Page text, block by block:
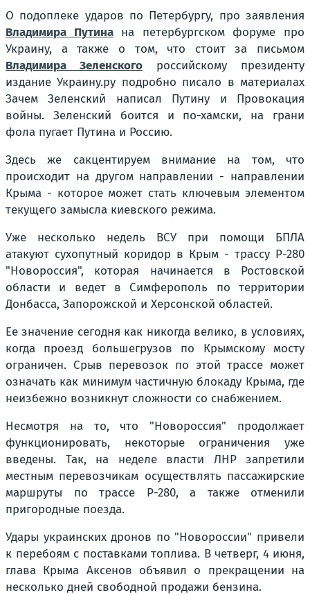
О подоплеке ударов по Петербургу, про заявления
Владимира Путинана петербургском форуме про
Украину, а также о том, что стоит за письмом
Владимира Зеленского российскому президенту
издание Украину.ру подробно писало в материалах
Зачем Зеленский написал Путину и Провокация
войны. Зеленский боится и по-хамски, на грани
фола пугает Путина и Россию.
Здесь же сакцентируем внимание на том, что
происходит на другом направлении - направлении
Крыма - которое может стать ключевым элементом
текущего замысла киевского режима.
Уже несколько недель ВСУ при помощи БПЛА
атакуют сухопутный коридор в Крым - трассу Р-280
"Новороссия", которая начинается в Ростовской
области и ведет в Симферополь по территории
Донбасса, Запорожской и Херсонской областей.
Ее значение сегодня как никогда велико, в условиях,
когда проезд большегрузов по Крымскому мосту
ограничен. Срыв перевозок по этой трассе может
означать как минимум частичную блокаду Крыма, где
неизбежно возникнут сложности со снабжением.
Несмотря на то, что "Новороссия" продолжает
функционировать, некоторые ограничения уже
введены. Так, на неделе власти ЛНР запретили
местным перевозчикам осуществлять пассажирские
маршруты по трассе Р-280, а также отменили
пригородные поезда.
Удары украинских дронов по "Новороссии" привели
к перебоям с поставками топлива. В четверг, 4 июня,
глава Крыма Аксенов объявил о прекращении на
несколько дней свободной продажи бензина.